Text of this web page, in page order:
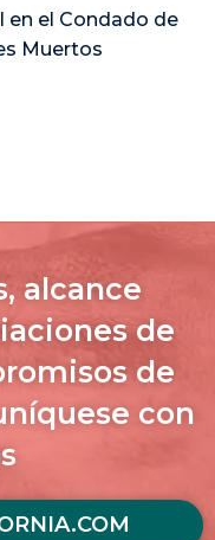
en el Condado de
Muertos
alcance
de
de
con